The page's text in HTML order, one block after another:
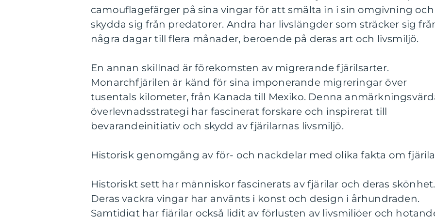
camouflagefärger på sina vingar för att smälta in i sin omgivning och
skydda sig från predatorer. Andra har livslängder som sträcker sig
några dagar till flera månader, beroende på deras art och livsmiljö.
En annan skillnad är förekomsten av migrerande fjärilsarter.
Monarchfjärilen är känd för sina imponerande migreringar över
tusentals kilometer, från Kanada till Mexiko. Denna
överlevnadsstrategi har fascinerat forskare och inspirerat till
bevarandeinitiativ och skydd av fjärilarnas livsmiljö.
Historisk genomgång av för- och nackdelar med olika fakta om
Historiskt sett har människor fascinerats av fjärilar och deras skönhet.
Deras vackra vingar har använts i konst och design i århundraden.
Samtidigt har fjärilar också lidit av förlusten av livsmiljöer och